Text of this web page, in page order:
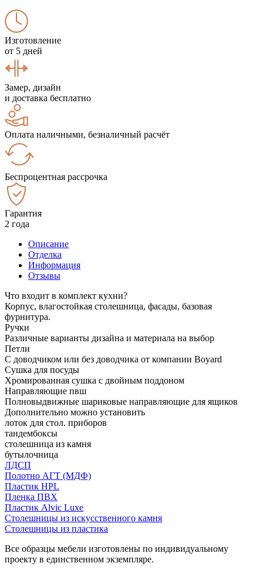
Изготовление
от 5 дней
Замер, дизайн
и доставка бесплатно
Оплата наличными, безналичный расчёт
Беспроцентная рассрочка
Гарантия
2 года
Описание
Отделка
Информация
Отзывы
Что входит в комплект кухни?
Корпус, влагостойкая столешница, фасады, базовая
фурнитура.
Ручки
Различные варианты дизайна и материала на выбор
Петли
С доводчиком или без доводчика от компании Boyard
Сушка для посуды
Хромированная сушка с двойным поддоном
Направляющие пвш
Полновыдвижные шариковые направляющие для ящиков
Дополнительно можно установить
лоток для стол. приборов
тандембоксы
столешница из камня
бутылочница
ЛДСП
Полотно АГТ (МДФ)
Пластик HPL
Пленка ПВХ
Пластик Alvic Luxe
Столешницы из искусственного камня
Столешницы из пластика
Все образцы мебели изготовлены по индивидуальному
проекту в единственном экземпляре.